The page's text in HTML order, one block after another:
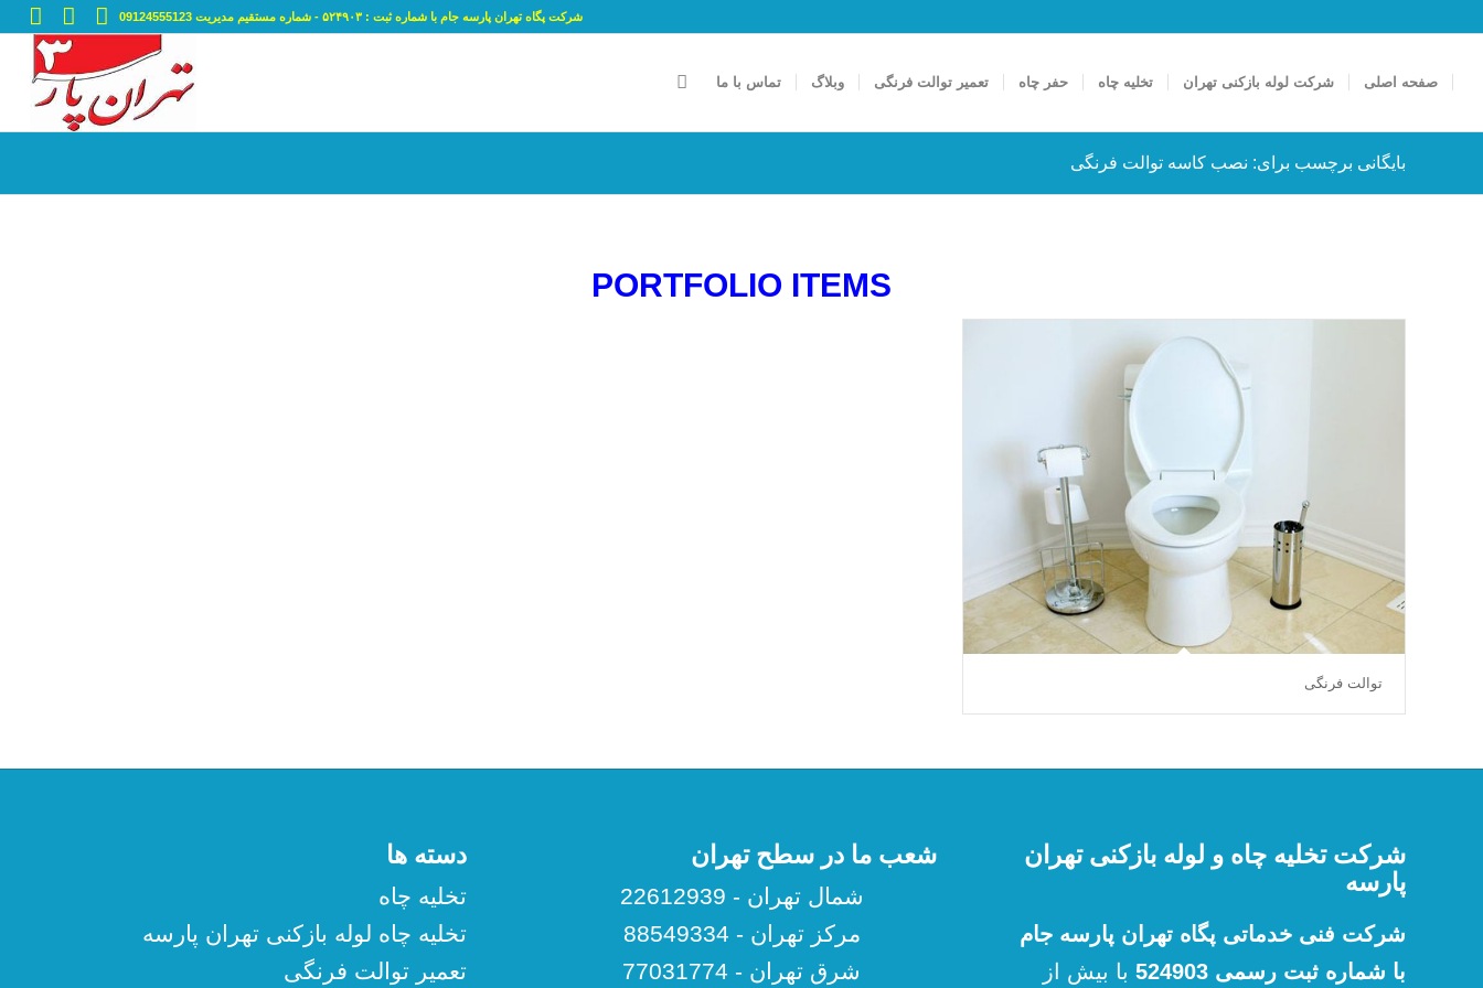
شرکت پگاه تهران پارسه جام با شماره ثبت : ۵۲۴۹۰۳ - شماره مستقیم مدیریت 09124555123
صفحه اصلی شرکت لوله بازکنی تهران تخلیه چاه حفر چاه تعمیر توالت فرنگی وبلاگ تماس با ما
بایگانی برچسب برای: نصب کاسه توالت فرنگی
PORTFOLIO ITEMS
توالت فرنگی
شرکت تخلیه چاه و لوله بازکنی تهران
پارسه
شرکت فنی خدماتی پگاه تهران پارسه جام
با شماره ثبت رسمی 524903
با بیش از
شعب ما در سطح تهران
شمال تهران - 22612939
مرکز تهران - 88549334
شرق تهران - 77031774
دسته ها
تخلیه چاه
تخلیه چاه لوله بازکنی تهران پارسه
تعمیر توالت فرنگی